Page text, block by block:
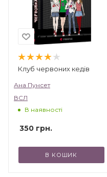
Клуб червоних кедів
Ана Пунсет
ВСЛ
В наявності
350 грн.
В КОШИК